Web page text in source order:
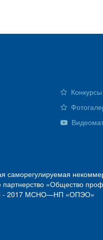
саморегулируемая
«Общество
- 2017 МСНО—НП «ОПЭО»